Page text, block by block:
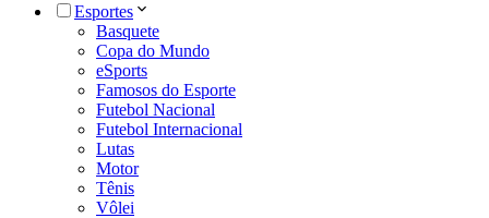
Esportes
Basquete
Copa do Mundo
eSports
Famosos do Esporte
Futebol Nacional
Futebol Internacional
Lutas
Motor
Tênis
Vôlei